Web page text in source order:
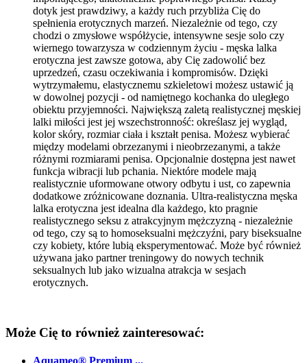
dotyk jest prawdziwy, a każdy ruch przybliża Cię do
spełnienia erotycznych marzeń. Niezależnie od tego, czy
chodzi o zmysłowe współżycie, intensywne sesje solo czy
wiernego towarzysza w codziennym życiu - męska lalka
erotyczna jest zawsze gotowa, aby Cię zadowolić bez
uprzedzeń, czasu oczekiwania i kompromisów. Dzięki
wytrzymałemu, elastycznemu szkieletowi możesz ustawić ją
w dowolnej pozycji - od namiętnego kochanka do uległego
obiektu przyjemności. Największą zaletą realistycznej męskiej
lalki miłości jest jej wszechstronność: określasz jej wygląd,
kolor skóry, rozmiar ciała i kształt penisa. Możesz wybierać
między modelami obrzezanymi i nieobrzezanymi, a także
różnymi rozmiarami penisa. Opcjonalnie dostępna jest nawet
funkcja wibracji lub pchania. Niektóre modele mają
realistycznie uformowane otwory odbytu i ust, co zapewnia
dodatkowe zróżnicowane doznania. Ultra-realistyczna męska
lalka erotyczna jest idealna dla każdego, kto pragnie
realistycznego seksu z atrakcyjnym mężczyzną - niezależnie
od tego, czy są to homoseksualni mężczyźni, pary biseksualne
czy kobiety, które lubią eksperymentować. Może być również
używana jako partner treningowy do nowych technik
seksualnych lub jako wizualna atrakcja w sesjach
erotycznych.
Może Cię to również zainteresować: